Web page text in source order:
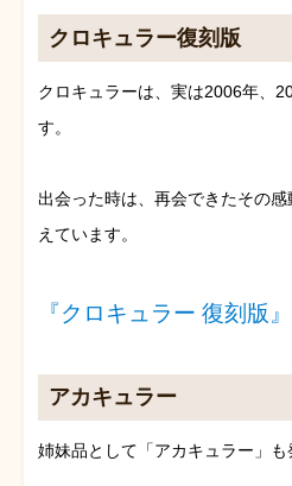
クロキュラー復刻版
クロキュラーは、実は2006年、
す。
出会った時は、再会できたその
えています。
『クロキュラー 復刻版』
アカキュラー
姉妹品として「アカキュラー」も